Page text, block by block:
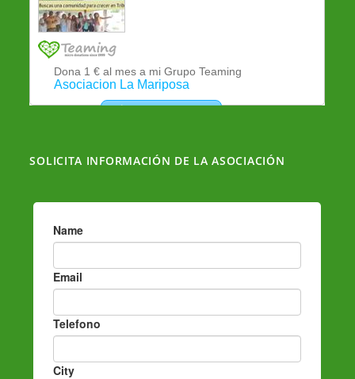
SOLICITA INFORMACIÓN DE LA ASOCIACIÓN